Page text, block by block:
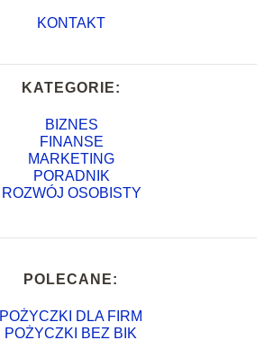
KONTAKT
KATEGORIE:
BIZNES
FINANSE
MARKETING
PORADNIK
ROZWÓJ OSOBISTY
POLECANE:
POŻYCZKI DLA FIRM
POŻYCZKI BEZ BIK